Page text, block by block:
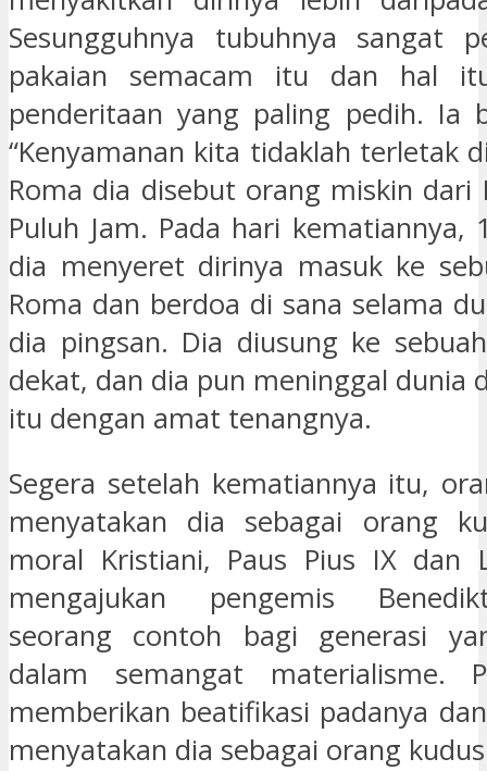
Sesungguhnya tubuhnya sangat
pakaian semacam itu dan hal
penderitaan yang paling pedih. Ia
“Kenyamanan kita tidaklah terletak
Roma dia disebut orang miskin dari
Puluh Jam. Pada hari kematiannya,
dia menyeret dirinya masuk ke
Roma dan berdoa di sana selama
dia pingsan. Dia diusung ke
dekat, dan dia pun meninggal dunia
itu dengan amat tenangnya.
Segera setelah kematiannya itu,
menyatakan dia sebagai orang
moral Kristiani, Paus Pius IX dan
mengajukan pengemis
seorang contoh bagi generasi
dalam semangat materialisme.
memberikan beatifikasi padanya
menyatakan dia sebagai orang